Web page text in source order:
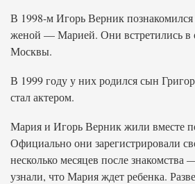
В 1998-м Игорь Верник познакомился
женой — Марией. Они встретились в
Москвы.
В 1999 году у них родился сын
стал актером.
Мария и Игорь Верник жили вместе
Официально они зарегистрировали
несколько месяцев после знакомства
узнали, что Мария ждет ребенка.